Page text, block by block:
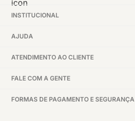
INSTITUCIONAL
AJUDA
ATENDIMENTO AO CLIENTE
FALE COM A GENTE
FORMAS DE PAGAMENTO E SEGURANÇA